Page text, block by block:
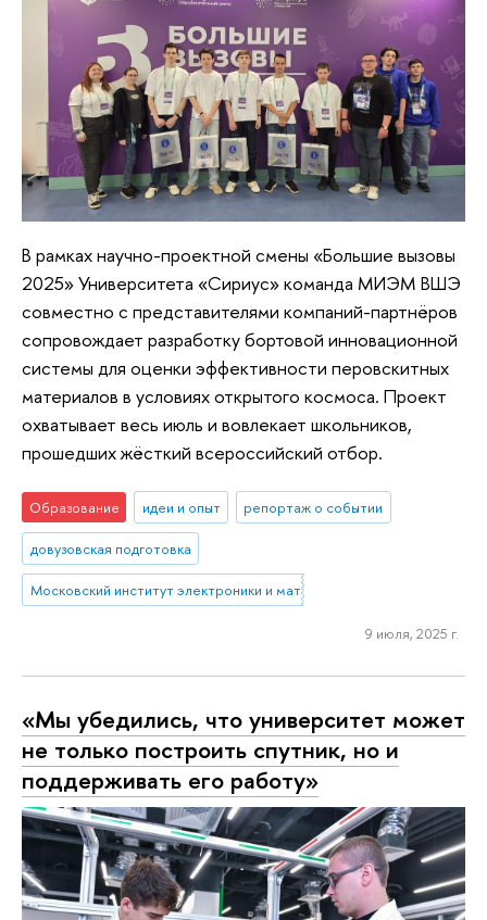
В рамках научно-проектной смены «Большие вызовы
2025» Университета «Сириус» команда МИЭМ ВШЭ
совместно с представителями компаний-партнёров
сопровождает разработку бортовой инновационной
системы для оценки эффективности перовскитных
материалов в условиях открытого космоса. Проект
охватывает весь июль и вовлекает школьников,
прошедших жёсткий всероссийский отбор.
Образование идеи и опыт репортаж о событии
довузовская подготовка
Московский институт электроники и математики им. А.Н. Тихонова
9 июля, 2025 г.
«Мы убедились, что университет может
не только построить спутник, но и
поддерживать его работу»